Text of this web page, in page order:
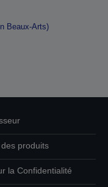
Beaux-Arts)
produits
la Confidentialité